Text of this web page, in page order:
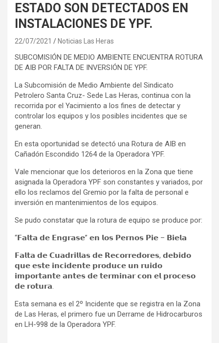
ESTADO SON DETECTADOS EN
INSTALACIONES DE YPF.
22/07/2021 Noticias Las Heras
SUBCOMISIÓN DE MEDIO AMBIENTE ENCUENTRA ROTURA
DE AIB POR FALTA DE INVERSIÓN DE YPF.
La Subcomisión de Medio Ambiente del Sindicato
Petrolero Santa Cruz- Sede Las Heras, continua con la
recorrida por el Yacimiento a los fines de detectar y
controlar los equipos y los posibles incidentes que se
generan.
En esta oportunidad se detectó una Rotura de AIB en
Cañadón Escondido 1264 de la Operadora YPF.
Vale mencionar que los deterioros en la Zona que tiene
asignada la Operadora YPF son constantes y variados, por
ello los reclamos del Gremio por la falta de personal e
inversión en mantenimientos de los equipos.
Se pudo constatar que la rotura de equipo se produce por:
“𝗙𝗮𝗹𝘁𝗮 𝗱𝗲 𝗘𝗻𝗴𝗿𝗮𝘀𝗲” 𝗲𝗻 𝗹𝗼𝘀 𝗣𝗲𝗿𝗻𝗼𝘀 𝗣𝗶𝗲 – 𝗕𝗶𝗲𝗹𝗮
𝗙𝗮𝗹𝘁𝗮 𝗱𝗲 𝗖𝘂𝗮𝗱𝗿𝗶𝗹𝗹𝗮𝘀 𝗱𝗲 𝗥𝗲𝗰𝗼𝗿𝗿𝗲𝗱𝗼𝗿𝗲𝘀, 𝗱𝗲𝗯𝗶𝗱𝗼
𝗾𝘂𝗲 𝗲𝘀𝘁𝗲 𝗶𝗻𝗰𝗶𝗱𝗲𝗻𝘁𝗲 𝗽𝗿𝗼𝗱𝘂𝗰𝗲 𝘂𝗻 𝗿𝘂𝗶𝗱𝗼
𝗶𝗺𝗽𝗼𝗿𝘁𝗮𝗻𝘁𝗲 𝗮𝗻𝘁𝗲𝘀 𝗱𝗲 𝘁𝗲𝗿𝗺𝗶𝗻𝗮𝗿 𝗰𝗼𝗻 𝗲𝗹 𝗽𝗿𝗼𝗰𝗲𝘀𝗼
𝗱𝗲 𝗿𝗼𝘁𝘂𝗿𝗮.
Esta semana es el 2º Incidente que se registra en la Zona
de Las Heras, el primero fue un Derrame de Hidrocarburos
en LH-998 de la Operadora YPF.